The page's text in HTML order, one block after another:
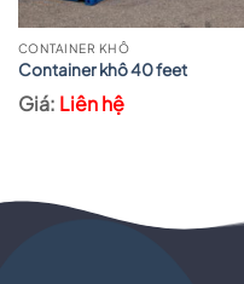
CONTAINER KHÔ
Container khô 40 feet
Liên hệ